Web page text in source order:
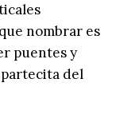
nombrar es
puentes y
partecita del